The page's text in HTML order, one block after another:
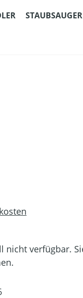
STAUBSAUGER
nicht verfügbar.